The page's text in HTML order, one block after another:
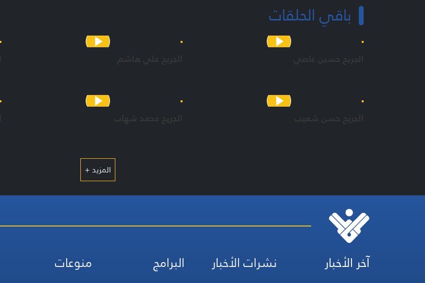
باقي الحلقات
الجريح حسين عاصي الجريح علي هاشم
الجريح حسن شعيب الجريح محمد شهاب
المزيد +
آخر الأخبار نشرات الأخبار البرامج منوعات